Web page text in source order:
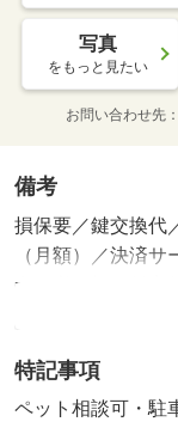
写真
をもっと見たい
お問い合わせ先
備考
損保要／鍵交換
（月額）／決済
利用必：初回料家
額保証料２％／
猫２匹まで可（敷
００円、２匹：賃
特記事項
ペット相談可・駐